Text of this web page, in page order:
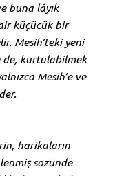
buna lâyık
küçücük bir
Mesih’teki yeni
de, kurtulabilmek
Mesih’e ve
harikaların
sözünde